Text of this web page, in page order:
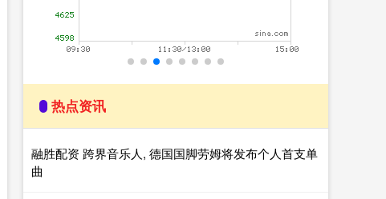
热点资讯
融胜配资 跨界音乐人, 德国国脚劳姆将发布个人首支单
曲